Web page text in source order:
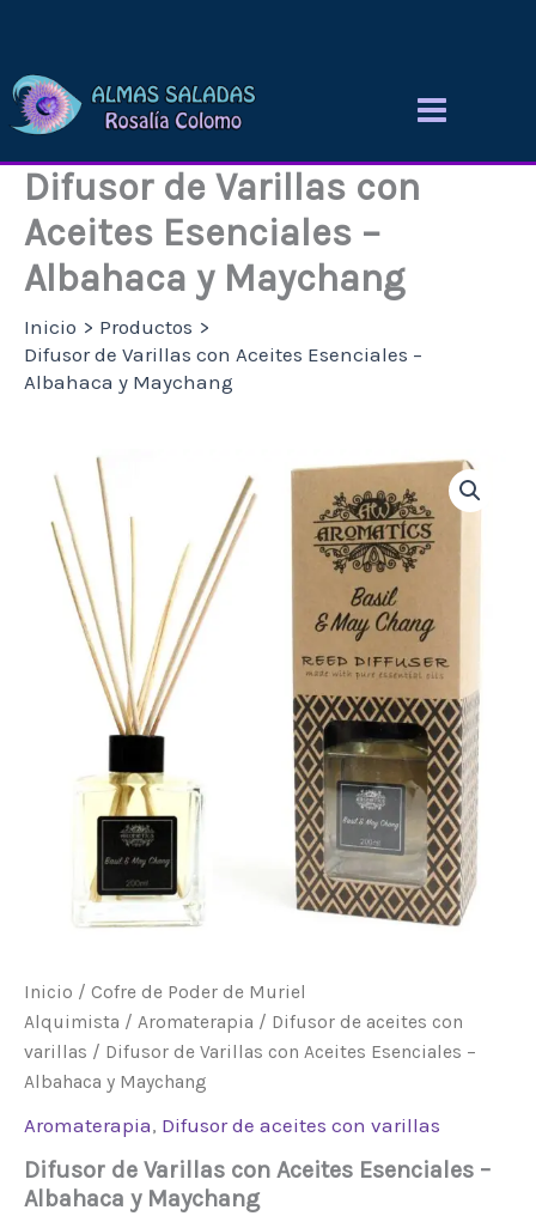
contenido
Difusor de Varillas con
Aceites Esenciales –
Albahaca y Maychang
Inicio
Productos
Difusor de Varillas con Aceites Esenciales –
Albahaca y Maychang
Inicio / Cofre de Poder de Muriel
Alquimista / Aromaterapia / Difusor de aceites con
varillas / Difusor de Varillas con Aceites Esenciales –
Albahaca y Maychang
Aromaterapia, Difusor de aceites con varillas
Difusor de Varillas con Aceites Esenciales –
Albahaca y Maychang
Varillas
con
Aceites
Esenciales
Albahaca
Maychang